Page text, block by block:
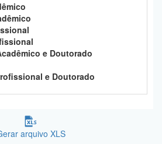
e Doutorado
e Doutorado
arquivo XLS